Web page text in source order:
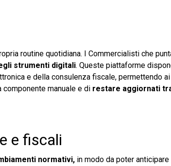
routine quotidiana. I Commercialisti che
strumenti digitali. Queste piattaforme
e della consulenza fiscale, permettendo
manuale e di restare aggiornati
e fiscali
normativi, in modo da poter